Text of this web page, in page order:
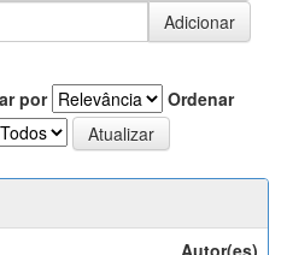
por
Ordenar
Autor(es)